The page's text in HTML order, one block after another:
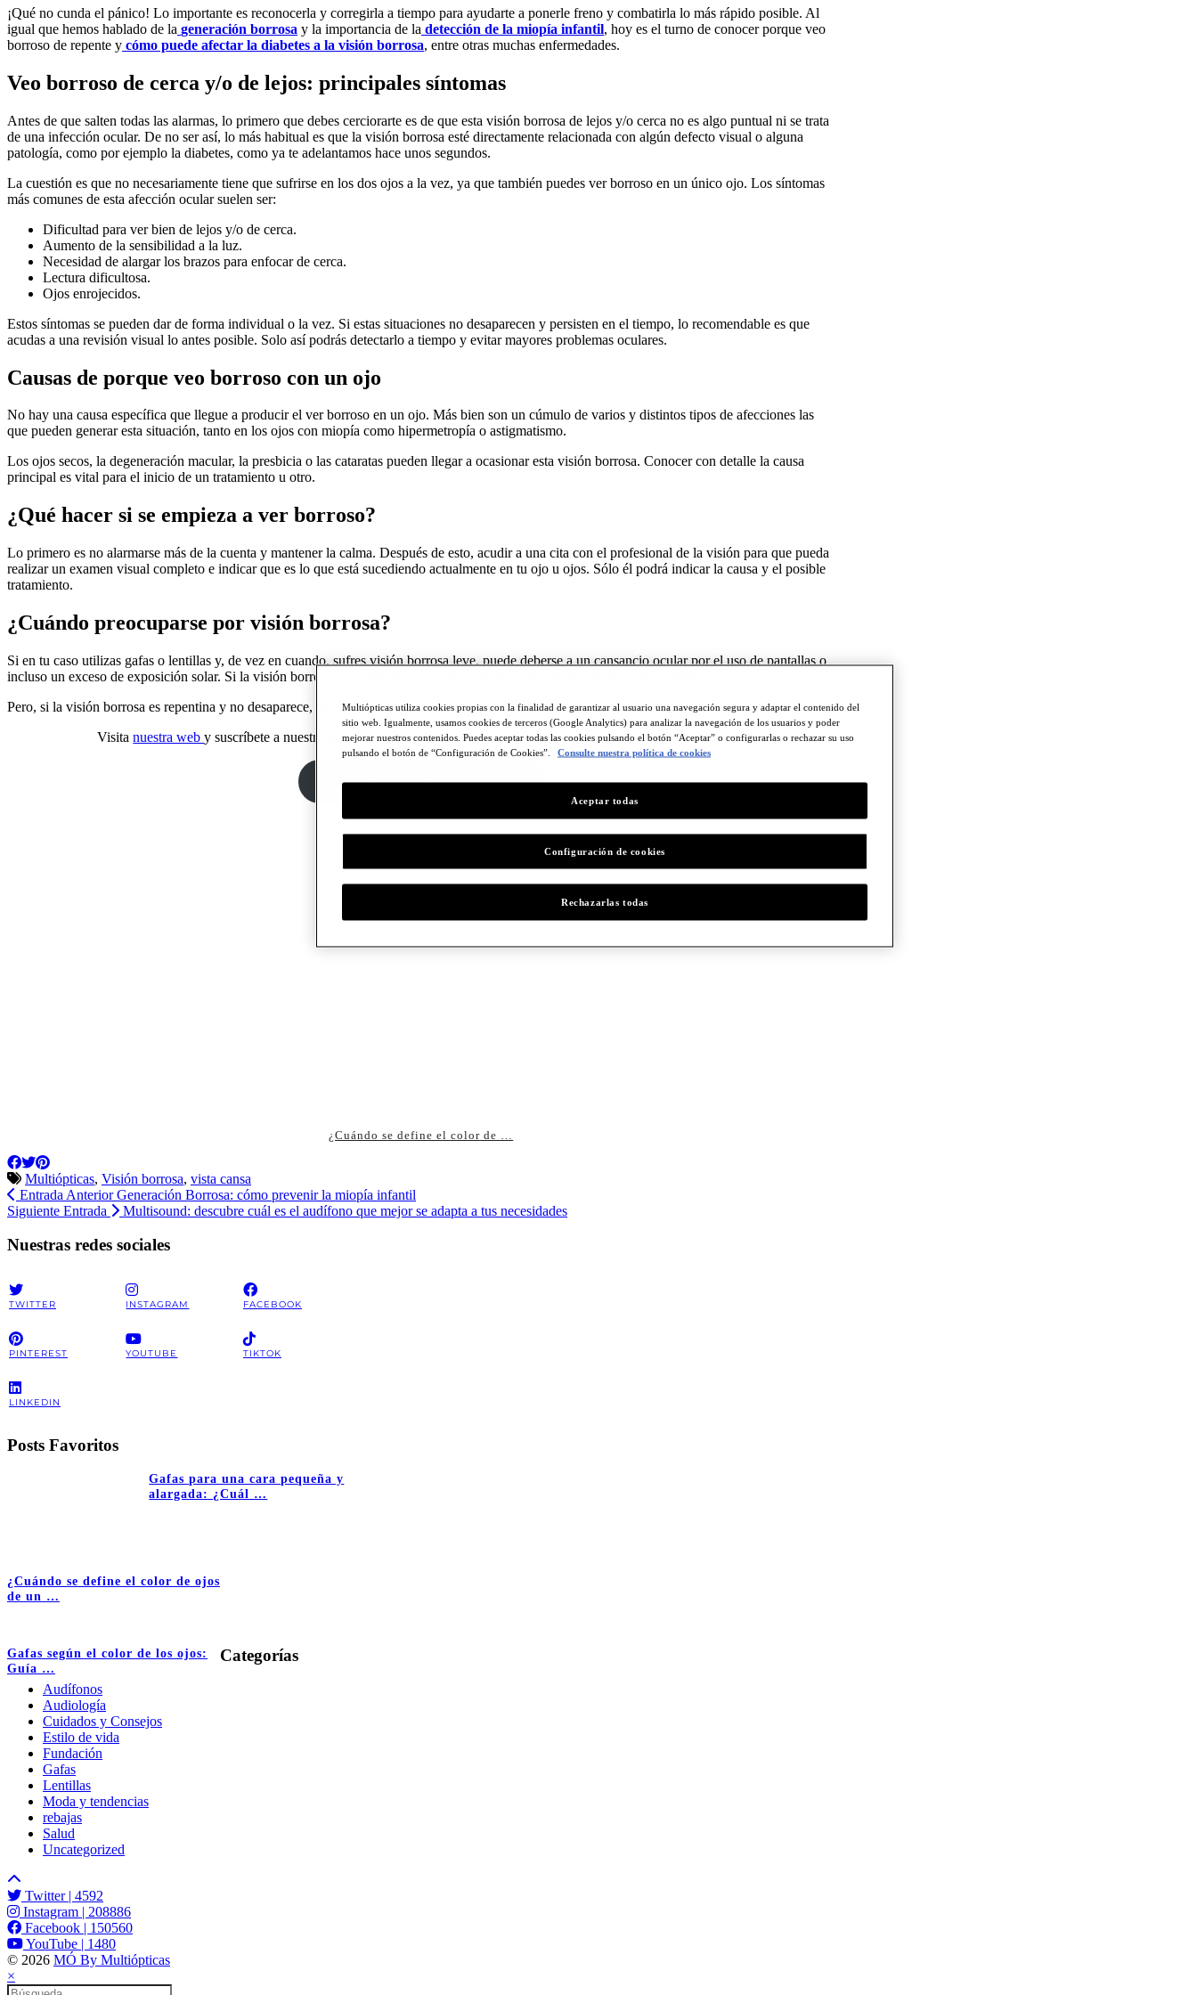
¡Qué no cunda el pánico! Lo importante es reconocerla y corregirla a tiempo para ayudarte a ponerle freno y combatirla lo más rápido posible. Al
igual que hemos hablado de la generación borrosa y la importancia de la detección de la miopía infantil, hoy es el turno de conocer porque veo
borroso de repente y cómo puede afectar la diabetes a la visión borrosa, entre otras muchas enfermedades.
Veo borroso de cerca y/o de lejos: principales síntomas
Antes de que salten todas las alarmas, lo primero que debes cerciorarte es de que esta visión borrosa de lejos y/o cerca no es algo puntual ni se trata
de una infección ocular. De no ser así, lo más habitual es que la visión borrosa esté directamente relacionada con algún defecto visual o alguna
patología, como por ejemplo la diabetes, como ya te adelantamos hace unos segundos.
La cuestión es que no necesariamente tiene que sufrirse en los dos ojos a la vez, ya que también puedes ver borroso en un único ojo. Los síntomas
más comunes de esta afección ocular suelen ser:
Dificultad para ver bien de lejos y/o de cerca.
Aumento de la sensibilidad a la luz.
Necesidad de alargar los brazos para enfocar de cerca.
Lectura dificultosa.
Ojos enrojecidos.
Estos síntomas se pueden dar de forma individual o la vez. Si estas situaciones no desaparecen y persisten en el tiempo, lo recomendable es que
acudas a una revisión visual lo antes posible. Solo así podrás detectarlo a tiempo y evitar mayores problemas oculares.
Causas de porque veo borroso con un ojo
No hay una causa específica que llegue a producir el ver borroso en un ojo. Más bien son un cúmulo de varios y distintos tipos de afecciones las
que pueden generar esta situación, tanto en los ojos con miopía como hipermetropía o astigmatismo.
Los ojos secos, la degeneración macular, la presbicia o las cataratas pueden llegar a ocasionar esta visión borrosa. Conocer con detalle la causa
principal es vital para el inicio de un tratamiento u otro.
¿Qué hacer si se empieza a ver borroso?
Lo primero es no alarmarse más de la cuenta y mantener la calma. Después de esto, acudir a una cita con el profesional de la visión para que pueda
realizar un examen visual completo e indicar que es lo que está sucediendo actualmente en tu ojo u ojos. Sólo él podrá indicar la causa y el posible
tratamiento.
¿Cuándo preocuparse por visión borrosa?
Si en tu caso utilizas gafas o lentillas y, de vez en cuando, sufres visión borrosa leve, puede deberse a un cansancio ocular por el uso de pantallas o
incluso un exceso de exposición solar. Si la visión borrosa no puede llegar a corregirse se puede llegar a padecer
Pero, si la visión borrosa es repentina y no desaparece, es aquí el momento de acudir al especialista.
Visitanuestra weby suscríbete a nuestra newsletterpara recibir las últimas noticias de nuestros productos y ofertas.
Suscríbete a nuestra newsletter
Te podría gustar
¿Cuándo se define el color de …
Multiópticas, Visión borrosa, vista cansa
Entrada AnteriorGeneración Borrosa: cómo prevenir la miopía infantil
Siguiente Entrada
Multisound: descubre cuál es el audífono que mejor se adapta a tus necesidades
Nuestras redes sociales
TWITTER INSTAGRAM FACEBOOK
PINTEREST YOUTUBE TIKTOK
LINKEDIN
Posts Favoritos
Gafas para una cara pequeña y
alargada: ¿Cuál …
¿Cuándo se define el color de ojos
de un …
Gafas según el color de los ojos:
Guía …
Categorías
Audífonos
Audiología
Cuidados y Consejos
Estilo de vida
Fundación
Gafas
Lentillas
Moda y tendencias
rebajas
Salud
Uncategorized
Twitter| 4592
Instagram | 208886
Facebook | 150560
YouTube | 1480
© 2026 MÓ By Multiópticas
×
Multiópticas utiliza cookies propias con la finalidad de garantizar al usuario una navegación segura y adaptar el contenido del
sitio web. Igualmente, usamos cookies de terceros (Google Analytics) para analizar la navegación de los usuarios y poder
mejorar nuestros contenidos. Puedes aceptar todas las cookies pulsando el botón “Aceptar” o configurarlas o rechazar su uso
pulsando el botón de “Configuración de Cookies”.
Consulte nuestra política de cookies
Configuración de cookies
Rechazarlas todas
Aceptar todas